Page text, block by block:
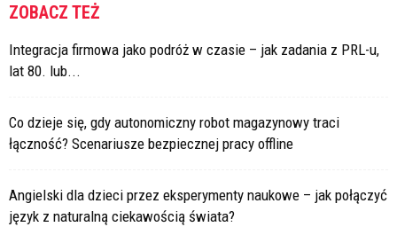
ZOBACZ TEŻ
Integracja firmowa jako podróż w czasie – jak zadania z PRL-u,
lat 80. lub...
Co dzieje się, gdy autonomiczny robot magazynowy traci
łączność? Scenariusze bezpiecznej pracy offline
Angielski dla dzieci przez eksperymenty naukowe – jak połączyć
język z naturalną ciekawością świata?